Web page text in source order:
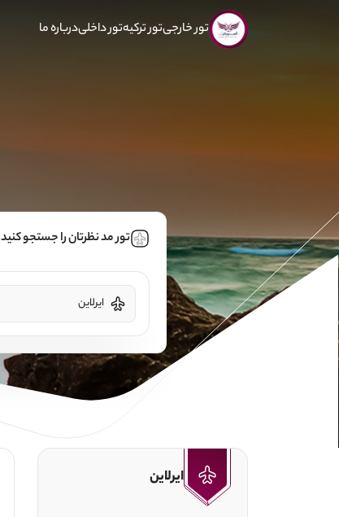
تور خارجیتور ترکیهتور داخلیدرباره ما
تور مد نظرتان را جستجو کنید
ایرلاین